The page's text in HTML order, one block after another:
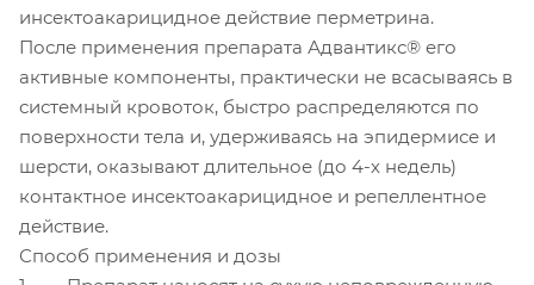
инсектоакарицидное действие перметрина.
После применения препарата Адвантикс® его
активные компоненты, практически не всасываясь в
системный кровоток, быстро распределяются по
поверхности тела и, удерживаясь на эпидермисе и
шерсти, оказывают длительное (до 4-х недель)
контактное инсектоакарицидное и репеллентное
действие.
Способ применения и дозы